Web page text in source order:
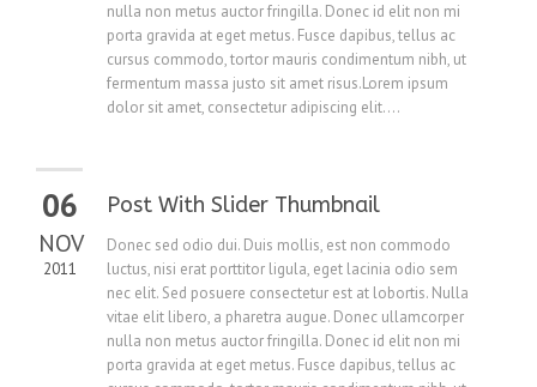
nulla non metus auctor fringilla. Donec id elit non mi
porta gravida at eget metus. Fusce dapibus, tellus ac
cursus commodo, tortor mauris condimentum nibh, ut
fermentum massa justo sit amet risus.Lorem ipsum
dolor sit amet, consectetur adipiscing elit....
06
NOV
2011
Post With Slider Thumbnail
Donec sed odio dui. Duis mollis, est non commodo
luctus, nisi erat porttitor ligula, eget lacinia odio sem
nec elit. Sed posuere consectetur est at lobortis. Nulla
vitae elit libero, a pharetra augue. Donec ullamcorper
nulla non metus auctor fringilla. Donec id elit non mi
porta gravida at eget metus. Fusce dapibus, tellus ac